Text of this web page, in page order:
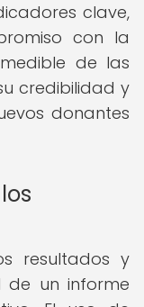
clave,
con la
de las
credibilidad y
donantes
resultados y
de un informe